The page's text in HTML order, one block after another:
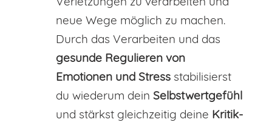
neue Wege möglich zu machen.
Durch das Verarbeiten und das
gesunde Regulieren von
Emotionen und Stress stabilisierst
du wiederum deinSelbstwertgefühl
und stärkst gleichzeitig deine Kritik-